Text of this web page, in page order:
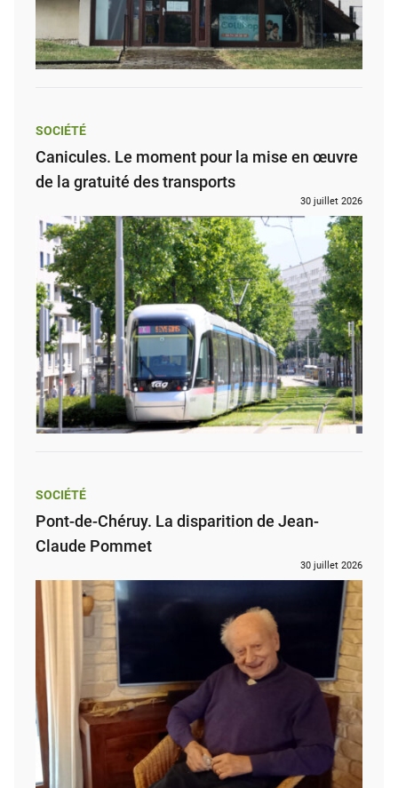
SOCIÉTÉ
Canicules. Le moment pour la mise en œuvre
de la gratuité des transports
30 juillet 2026
SOCIÉTÉ
Pont-de-Chéruy. La disparition de Jean-
Claude Pommet
30 juillet 2026